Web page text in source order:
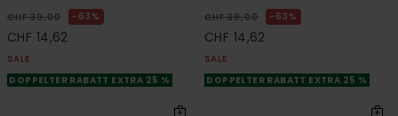
CHF 39,00 63%
CHF 14,62
SALE
DOPPELTER RABATT EXTRA 25 %
CHF 39,00 63%
CHF 14,62
SALE
DOPPELTER RABATT EXTRA 25 %